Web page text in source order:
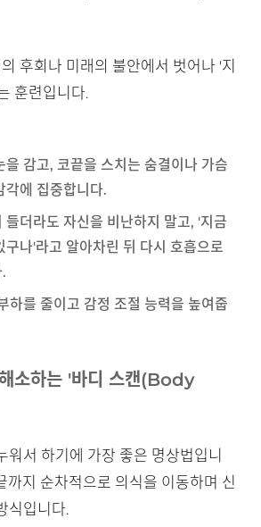
후회나 미래의 불안에서 벗어나 '지
훈련입니다.
을 감고, 코끝을 스치는 숨결이나 가슴
각에 집중합니다.
들더라도 자신을 비난하지 말고, '지금
구나'라고 알아차린 뒤 다시 호흡으로
하를 줄이고 감정 조절 능력을 높여줍
소하는 '바디 스캔(Body
워서 하기에 가장 좋은 명상법입니
까지 순차적으로 의식을 이동하며 신
식입니다.